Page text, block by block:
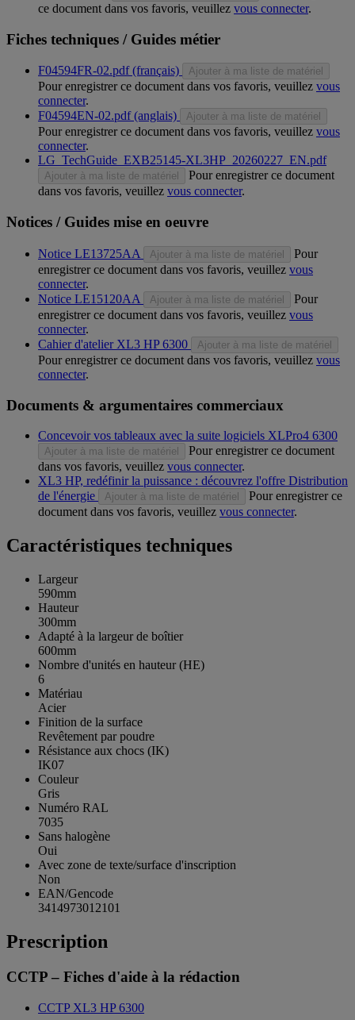
ce document dans vos favoris, veuillez vous connecter.
Fiches techniques / Guides métier
F04594FR-02.pdf (français) Ajouter à ma liste de matériel
Pour enregistrer ce document dans vos favoris, veuillez vous
connecter.
F04594EN-02.pdf (anglais)
Ajouter à ma liste de matériel
Pour enregistrer ce document dans vos favoris, veuillez vous
connecter.
LG_TechGuide_EXB25145-XL3HP_20260227_EN.pdf
Ajouter à ma liste de matériel
Pour enregistrer ce document
dans vos favoris, veuillez vous connecter.
Notices / Guides mise en oeuvre
Notice LE13725AA Ajouter à ma liste de matériel
Pour
enregistrer ce document dans vos favoris, veuillez vous
connecter.
Notice LE15120AA
Ajouter à ma liste de matériel
Pour
enregistrer ce document dans vos favoris, veuillez vous
connecter.
Cahier d'atelier XL3 HP 6300
Ajouter à ma liste de matériel
Pour enregistrer ce document dans vos favoris, veuillez vous
connecter.
Documents & argumentaires commerciaux
Concevoir vos tableaux avec la suite logiciels XLPro4 6300
Ajouter à ma liste de matériel
Pour enregistrer ce document
dans vos favoris, veuillez vous connecter.
XL3 HP, redéfinir la puissance : découvrez l'offre Distribution
de l'énergie
Ajouter à ma liste de matériel
Pour enregistrer ce
document dans vos favoris, veuillez vous connecter.
Caractéristiques techniques
Largeur
590mm
Hauteur
300mm
Adapté à la largeur de boîtier
600mm
Nombre d'unités en hauteur (HE)
6
Matériau
Acier
Finition de la surface
Revêtement par poudre
Résistance aux chocs (IK)
IK07
Couleur
Gris
Numéro RAL
7035
Sans halogène
Oui
Avec zone de texte/surface d'inscription
Non
EAN/Gencode
3414973012101
Prescription
CCTP – Fiches d'aide à la rédaction
CCTP XL3 HP 6300